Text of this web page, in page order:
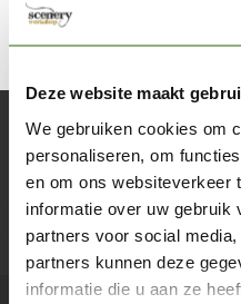
Deze website maakt
We gebruiken cookies om
personaliseren, om
en om ons websiteverkeer
informatie over uw gebruik
partners voor social
partners kunnen deze
informatie die u aan ze
Abonneer je
Blijf op de hoogte